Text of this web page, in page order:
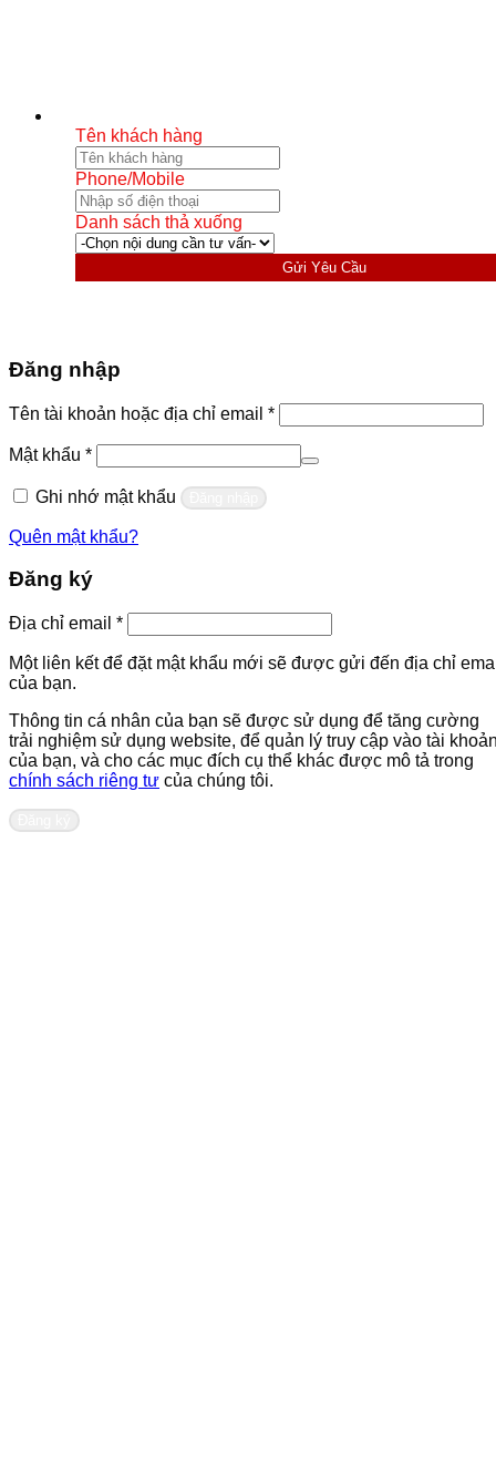
Tên khách hàng
Phone/Mobile
Danh sách thả xuống
Gửi Yêu Cầu
Đăng nhập
Tên tài khoản hoặc địa chỉ email *Bắt
buộc
Mật khẩu *Bắt
buộc
Ghi nhớ mật khẩu
Quên mật khẩu?
Đăng ký
Địa chỉ email *Bắt
buộc
Một liên kết để đặt mật khẩu mới sẽ được gửi đến địa chỉ
của bạn.
Thông tin cá nhân của bạn sẽ được sử dụng để tăng cường
trải nghiệm sử dụng website, để quản lý truy cập vào tài
của bạn, và cho các mục đích cụ thể khác được mô tả trong
chính sách riêng tư của chúng tôi.